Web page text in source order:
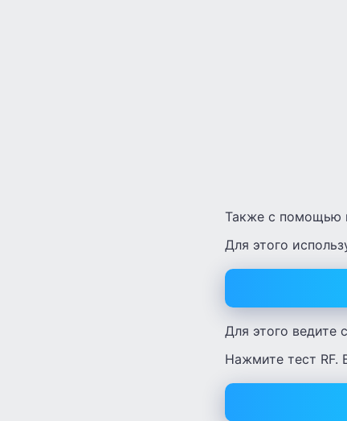
Также с помощью
Для этого
Для этого ведите
Нажмите тест RF.